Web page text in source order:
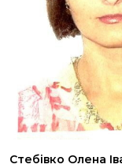
Стебівко Олена